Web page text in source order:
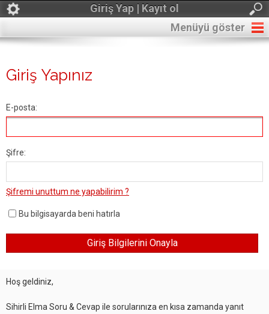
Giriş Yap | Kayıt ol
Menüyü göster
Giriş Yapınız
E-posta:
Şifre:
Şifremi unuttum ne yapabilirim ?
Bu bilgisayarda beni hatırla
Hoş geldiniz,
Sihirli Elma Soru & Cevap ile sorularınıza en kısa zamanda yanıt